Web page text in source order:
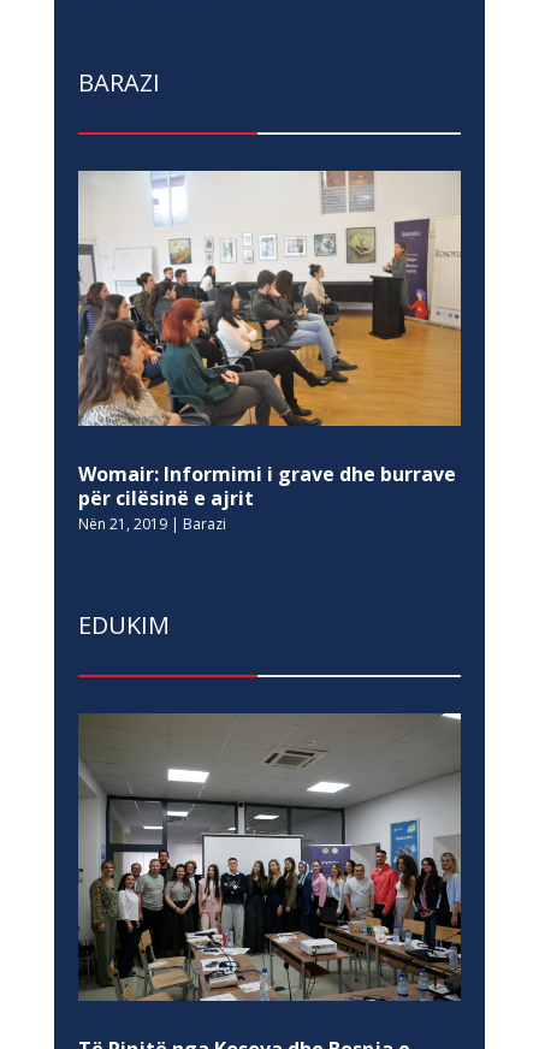
BARAZI
Womair: Informimi i grave dhe burrave
për cilësinë e ajrit
Nën 21, 2019| Barazi
EDUKIM